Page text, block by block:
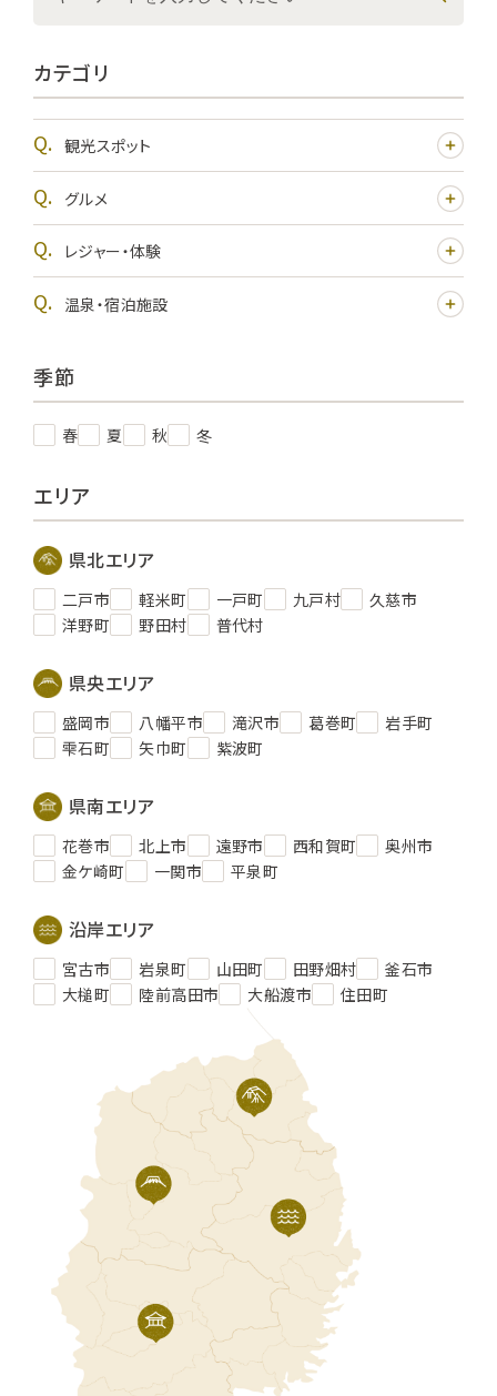
カテゴリ
観光スポット
グルメ
レジャー・体験
温泉・宿泊施設
季節
春 夏 秋 冬
エリア
県北エリア
二戸市 軽米町 一戸町 九戸村
久慈市
洋野町
野田村 普代村
県央エリア
盛岡市 八幡平市 滝沢市 葛巻町
岩手町
雫石町
矢巾町 紫波町
県南エリア
花巻市 北上市 遠野市 西和賀町
奥州市
金ケ崎町
一関市 平泉町
沿岸エリア
宮古市 岩泉町 山田町 田野畑村
釜石市
大槌町
陸前高田市 大船渡市 住田町